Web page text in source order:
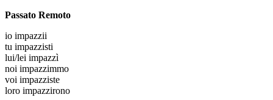
Passato Remoto
io impazzii
tu impazzisti
lui/lei impazzì
noi impazzimmo
voi impazziste
loro impazzirono